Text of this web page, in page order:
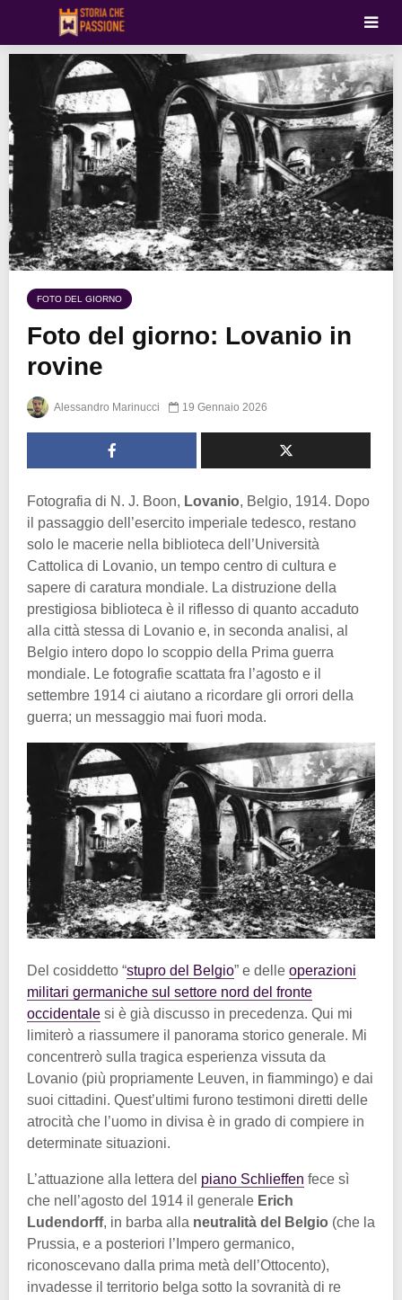
FOTO DEL GIORNO
Foto del giorno: Lovanio in
rovine
Alessandro Marinucci 19 Gennaio 2026
Fotografia di N. J. Boon, Lovanio, Belgio, 1914. Dopo
il passaggio dell’esercito imperiale tedesco, restano
solo le macerie nella biblioteca dell’Università
Cattolica di Lovanio, un tempo centro di cultura e
sapere di caratura mondiale. La distruzione della
prestigiosa biblioteca è il riflesso di quanto accaduto
alla città stessa di Lovanio e, in seconda analisi, al
Belgio intero dopo lo scoppio della Prima guerra
mondiale. Le fotografie scattata fra l’agosto e il
settembre 1914 ci aiutano a ricordare gli orrori della
guerra; un messaggio mai fuori moda.
Del cosiddetto “stupro del Belgio” e delle operazioni
militari germaniche sul settore nord del fronte
occidentale si è già discusso in precedenza. Qui mi
limiterò a riassumere il panorama storico generale. Mi
concentrerò sulla tragica esperienza vissuta da
Lovanio (più propriamente Leuven, in fiammingo) e dai
suoi cittadini. Quest’ultimi furono testimoni diretti delle
atrocità che l’uomo in divisa è in grado di compiere in
determinate situazioni.
L’attuazione alla lettera del piano Schlieffen fece sì
che nell’agosto del 1914 il generale Erich
Ludendorff, in barba alla neutralità del Belgio (che la
Prussia, e a posteriori l’Impero germanico,
riconoscevano dalla prima metà dell’Ottocento),
invadesse il territorio belga sotto la sovranità di re